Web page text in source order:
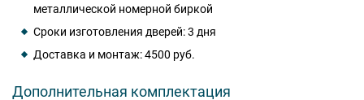
металлической номерной биркой
Сроки изготовления дверей: 3 дня
Доставка и монтаж: 4500 руб.
Дополнительная комплектация